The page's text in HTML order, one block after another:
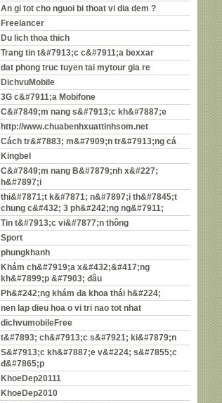
An gi tot cho nguoi bi thoat vi dia dem ?
Freelancer
Du lich thoa thich
Trang tin t&#7913;c c&#7911;a bexxar
dat phong truc tuyen tai mytour gia re
DichvuMobile
3G c&#7911;a Mobifone
C&#7849;m nang s&#7913;c kh&#7887;e
http://www.chuabenhxuattinhsom.net
Cách tr&#7883; m&#7909;n tr&#7913;ng cá
Kingbel
C&#7849;m nang B&#7879;nh x&#227;
h&#7897;i
thi&#7871;t k&#7871; n&#7897;i th&#7845;t
chung c&#432; 3 ph&#242;ng ng&#7911;
Tin t&#7913;c vi&#7877;n thông
Sport
phungkhanh
Khám ch&#7919;a x&#432;&#417;ng
kh&#7899;p &#7903; đâu
Ph&#242;ng khám đa khoa thái h&#224;
nen lap dieu hoa o vi tri nao tot nhat
dichvumobileFree
t&#7893; ch&#7913;c s&#7921; ki&#7879;n
S&#7913;c kh&#7887;e v&#224; s&#7855;c
đ&#7865;p
KhoeDep20111
KhoeDep2010